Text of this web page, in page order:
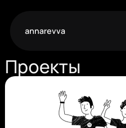
annarevva
Проекты